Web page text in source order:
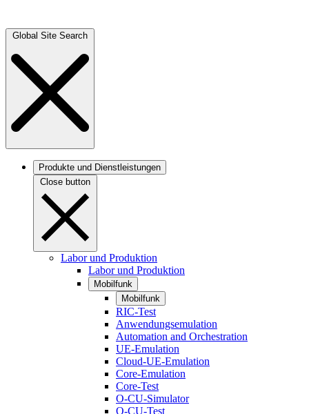
Global Site Search
Produkte und Dienstleistungen
Close button
Labor und Produktion
Labor und Produktion
Mobilfunk
Mobilfunk
RIC-Test
Anwendungsemulation
Automation and Orchestration
UE-Emulation
Cloud-UE-Emulation
Core-Emulation
Core-Test
O-CU-Simulator
O-CU-Test